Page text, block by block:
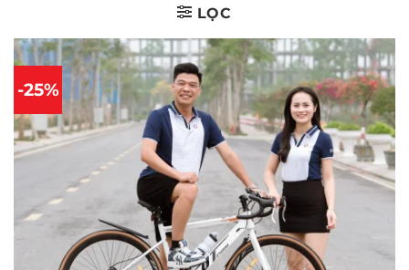
LỌC
-25%